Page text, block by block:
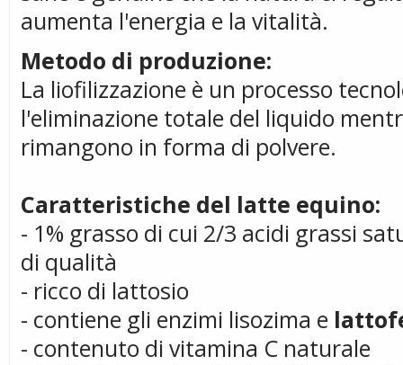
aumenta l'energia e la vitalità.
Metodo di produzione:
La liofilizzazione è un processo
l'eliminazione totale del liquido
rimangono in forma di polvere.
Caratteristiche del latte equino:
- 1% grasso di cui 2/3 acidi grassi
di qualità
- ricco di lattosio
- contiene gli enzimi lisozima e
- contenuto di vitamina C naturale